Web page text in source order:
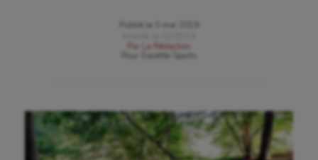
Publié le
3 mai 2019
Par
La Rédaction
Gazette Sports